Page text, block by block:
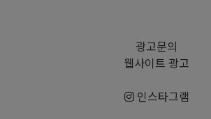
광고문의
웹사이트 광고
인스타그램